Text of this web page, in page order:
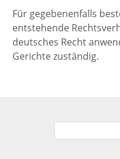
Für gegebenenfalls
entstehende
deutsches Recht
Gerichte zuständig.